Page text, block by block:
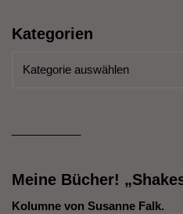
Kategorien
Meine Bücher!
Kolumne von Susanne Falk.